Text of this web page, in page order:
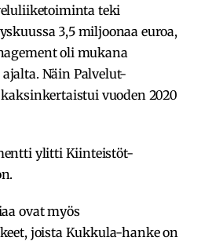
teki
3,5 miljoonaa euroa,
oli mukana
Näin Palvelut-
vuoden 2020
ylitti Kiinteistöt-
ovat myös
joista Kukkula-hanke on